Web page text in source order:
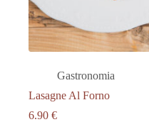
Gastronomia
Lasagne Al Forno
6.90 €